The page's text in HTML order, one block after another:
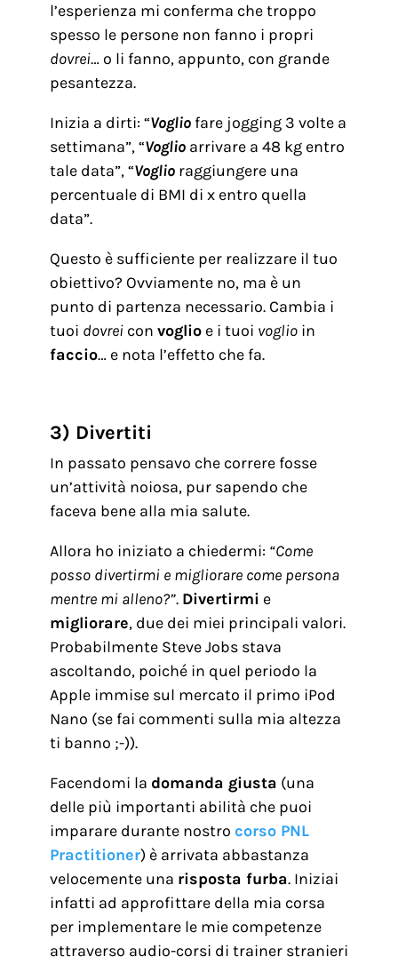
l’esperienza mi conferma che troppo
spesso le persone non fanno i propri
dovrei… o li fanno, appunto, con grande
pesantezza.
Inizia a dirti: “Voglio fare jogging 3 volte a
settimana”, “Voglio arrivare a 48 kg entro
tale data”, “Voglio raggiungere una
percentuale di BMI di x entro quella
data”.
Questo è sufficiente per realizzare il tuo
obiettivo? Ovviamente no, ma è un
punto di partenza necessario. Cambia i
tuoi dovrei con voglio e i tuoi voglio in
faccio… e nota l’effetto che fa.
3) Divertiti
In passato pensavo che correre fosse
un’attività noiosa, pur sapendo che
faceva bene alla mia salute.
Allora ho iniziato a chiedermi: “Come
posso divertirmi e migliorare come persona
mentre mi alleno?”. Divertirmi e
migliorare, due dei miei principali valori.
Probabilmente Steve Jobs stava
ascoltando, poiché in quel periodo la
Apple immise sul mercato il primo iPod
Nano (se fai commenti sulla mia altezza
ti banno ;-)).
Facendomi la domanda giusta (una
delle più importanti abilità che puoi
imparare durante nostro corso PNL
Practitioner) è arrivata abbastanza
velocemente una risposta furba. Iniziai
infatti ad approfittare della mia corsa
per implementare le mie competenze
attraverso audio-corsi di trainer stranieri